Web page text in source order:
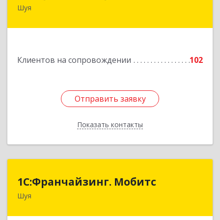
Шуя
Клиентов на сопровождении 102
Отправить заявку
Показать контакты
155900, Ивановская обл, Шуя г, Свердлова ул,
Отправить заявку
Назад
1С:Франчайзинг. Мобитс
Шуя
1С:Франчайзинг. Мобитс